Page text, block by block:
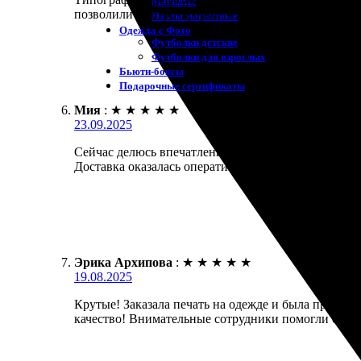
Пазлы магнитные
Одежда с Фото
Футболки детские
Футболки для взрослых
Бьюти-боксы
Подарочные сертификаты
позволили быстро оформить заказ. Доставка
Мия : ★ ★ ★ ★ ★
23.09.2025
Сейчас делюсь впечатлениями! Отличный сервис
Доставка оказалась оперативной, и качество
Эрика Архипова : ★ ★ ★ ★ ★
19.08.2025
Крутые! Заказала печать на одежде и была
качество! Внимательные сотрудники помогли с